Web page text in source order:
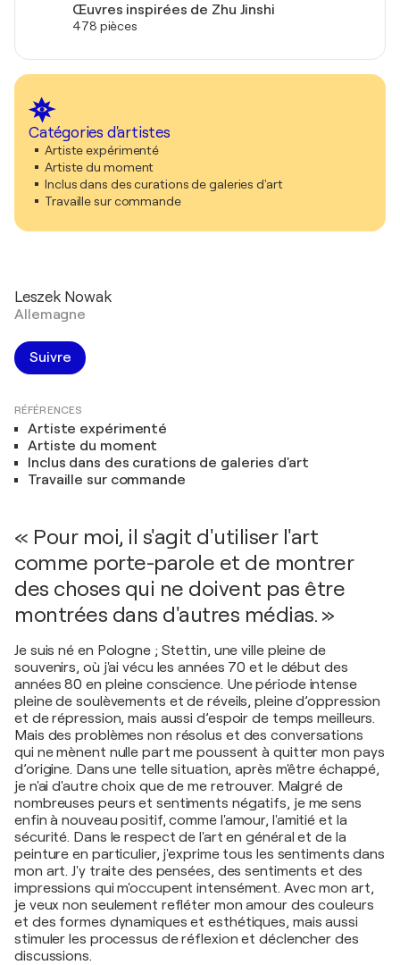
Œuvres inspirées de Zhu Jinshi
478 pièces
Catégories d'artistes
Artiste expérimenté
Artiste du moment
Inclus dans des curations de galeries d'art
Travaille sur commande
Leszek Nowak
Allemagne
Suivre
RÉFÉRENCES
Artiste expérimenté
Artiste du moment
Inclus dans des curations de galeries d'art
Travaille sur commande
« Pour moi, il s'agit d'utiliser l'art
comme porte-parole et de montrer
des choses qui ne doivent pas être
montrées dans d'autres médias. »
Je suis né en Pologne ; Stettin, une ville pleine de
souvenirs, où j'ai vécu les années 70 et le début des
années 80 en pleine conscience. Une période intense
pleine de soulèvements et de réveils, pleine d’oppression
et de répression, mais aussi d’espoir de temps meilleurs.
Mais des problèmes non résolus et des conversations
qui ne mènent nulle part me poussent à quitter mon pays
d’origine. Dans une telle situation, après m'être échappé,
je n'ai d'autre choix que de me retrouver. Malgré de
nombreuses peurs et sentiments négatifs, je me sens
enfin à nouveau positif, comme l'amour, l'amitié et la
sécurité. Dans le respect de l'art en général et de la
peinture en particulier, j'exprime tous les sentiments dans
mon art. J'y traite des pensées, des sentiments et des
impressions qui m'occupent intensément. Avec mon art,
je veux non seulement refléter mon amour des couleurs
et des formes dynamiques et esthétiques, mais aussi
stimuler les processus de réflexion et déclencher des
discussions.